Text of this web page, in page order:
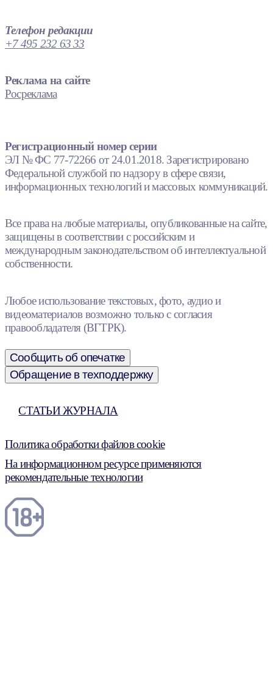
Телефон редакции
+7 495 232 63 33
Реклама на сайте
Росреклама
Регистрационный номер серии
ЭЛ № ФС 77-72266 от 24.01.2018. Зарегистрировано
Федеральной службой по надзору в сфере связи,
информационных технологий и массовых коммуникаций.
Все права на любые материалы, опубликованные на сайте,
защищены в соответствии с российским и
международным законодательством об интеллектуальной
собственности.
Любое использование текстовых, фото, аудио и
видеоматериалов возможно только с согласия
правообладателя (ВГТРК).
Сообщить об опечатке
Обращение в техподдержку
СТАТЬИ ЖУРНАЛА
Политика обработки файлов cookie
На информационном ресурсе применяются
рекомендательные технологии